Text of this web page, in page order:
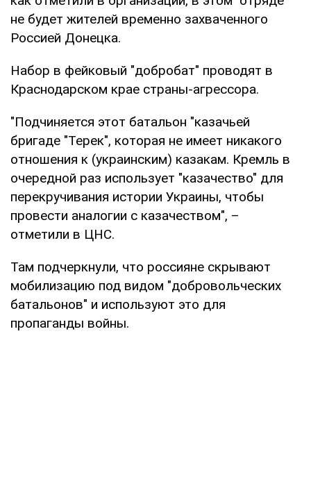
не будет жителей временно захваченного
Россией Донецка.
Набор в фейковый "добробат" проводят в
Краснодарском крае страны-агрессора.
"Подчиняется этот батальон "казачьей
бригаде "Терек", которая не имеет никакого
отношения к (украинским) казакам. Кремль в
очередной раз использует "казачество" для
перекручивания истории Украины, чтобы
провести аналогии с казачеством", –
отметили в ЦНС.
Там подчеркнули, что россияне скрывают
мобилизацию под видом "добровольческих
батальонов" и используют это для
пропаганды войны.